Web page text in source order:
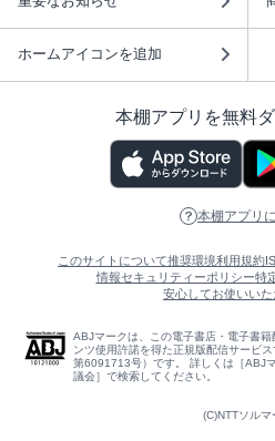
ホームアイコンを追加
本棚アプリを無料
本棚アプリ
このサイトについて推奨環境利用規約
情報セキュリティーポリシー特
安心してお使いい
ABJマークは、この電子書店・電子書
ンツ使用許諾を得た正規版配信サービ
第6091713号）です。 詳しくは［ABJ
議会］で検索してください。
(C)NTTソルマ